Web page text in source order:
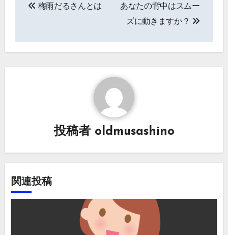
ビ
梅雨だるさんとは
あなたの背中はスムー
ズに動きますか？
投稿者 oldmusashino
関連投稿